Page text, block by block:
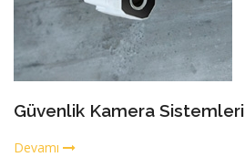
Güvenlik Kamera Sistemleri
Devamı